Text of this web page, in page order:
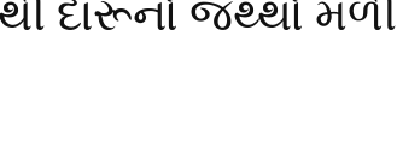
દારૂનો જથ્થો મળી